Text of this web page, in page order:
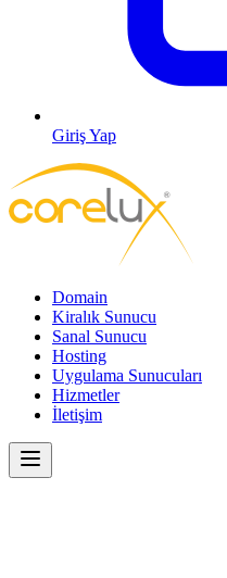
Giriş Yap
Domain
Kiralık Sunucu
Sanal Sunucu
Hosting
Uygulama Sunucuları
Hizmetler
İletişim